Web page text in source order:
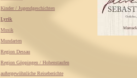
Kinder / Jugendgeschichten
Lyrik
Musik
Mundarten
Region Dessau
Region Göppingen / Hohenstaufen
außergewöhnliche Reiseberichte